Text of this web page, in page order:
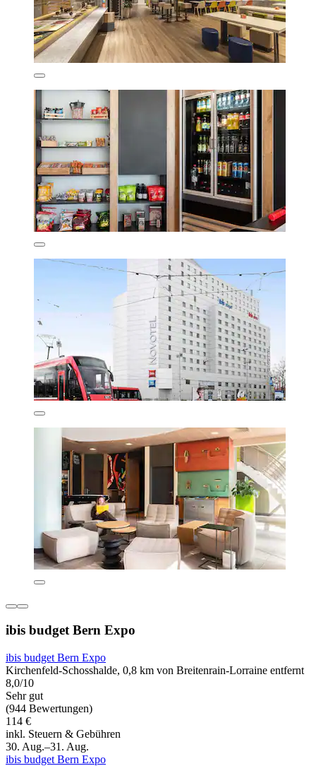
ibis budget Bern Expo
ibis budget Bern Expo
Kirchenfeld-Schosshalde, 0,8 km von Breitenrain-Lorraine entfernt
8,0/10
Sehr gut
(944 Bewertungen)
114 €
inkl. Steuern & Gebühren
30. Aug.–31. Aug.
ibis budget Bern Expo